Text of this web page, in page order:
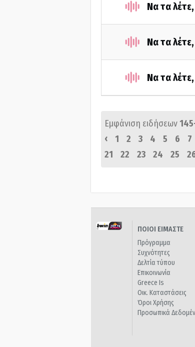
Να τα
Να τα
Να τα
Εμφάνιση ειδήσεων
‹
1 2 3 4 5 6 7
21
22 23 24 25
ΠΟΙΟΙ ΕΙΜΑΣΤΕ
Πρόγραμμα
Συχνότητες
Δελτία τύπου
Επικοινωνία
Greece Is
Οικ. Καταστάσεις
Όροι Χρήσης
Προσωπικά